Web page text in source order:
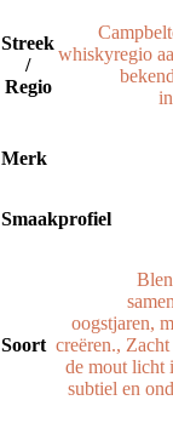
Streek
/
Regio
whiskyregio
Merk
Smaakprofiel
Soort
oogstjaren,
creëren.,
de mout licht
subtiel en